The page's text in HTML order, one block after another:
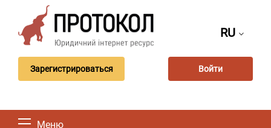
RU
Зарегистрироваться Войти
Меню